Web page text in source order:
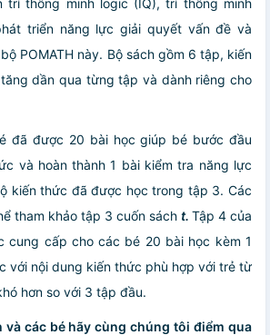
triển năng lực giải quyết vấn đề và
POMATH này. Bộ sách gồm 6 tập, kiến
dần qua từng tập và dành riêng cho
đã được 20 bài học giúp bé bước đầu
và hoàn thành 1 bài kiểm tra năng lực
kiến thức đã được học trong tập 3. Các
tham khảo tập 3 cuốn sách t. Tập 4 của
cung cấp cho các bé 20 bài học kèm 1
với nội dung kiến thức phù hợp với trẻ từ
hơn so với 3 tập đầu.
và các bé hãy cùng chúng tôi điểm qua